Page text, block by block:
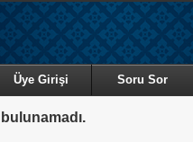
Üye Girişi Soru Sor